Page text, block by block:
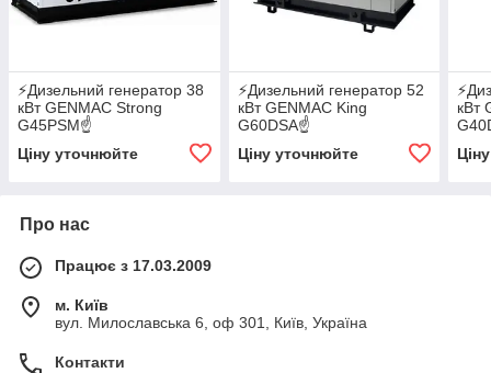
⚡️Дизельний генератор 38
кВт GENMAC Strong
G45PSM☝
Ціну уточнюйте
⚡️Дизельний генератор 52
кВт GENMAC King
G60DSA☝
Ціну уточнюйте
кВт
Про нас
Працює з 17.03.2009
м. Київ
вул. Милославська 6, оф 301, Київ, Україна
Контакти